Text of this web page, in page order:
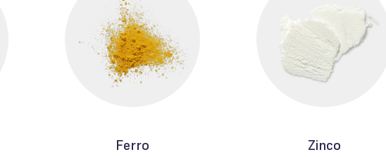
Ferro Zinco